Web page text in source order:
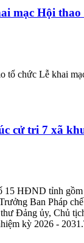
mạc Hội
chức Lễ khai
cử tri 7 xã
15 HĐND tỉnh
Ban Pháp
Đảng ủy, Chủ
kỳ 2026 -